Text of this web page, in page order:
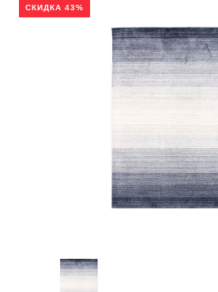
СКИДКА 43%